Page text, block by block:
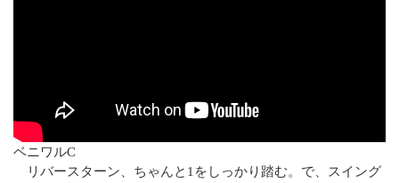
ベニワルC
リバースターン、ちゃんと1をしっかり踏む。で、スイング